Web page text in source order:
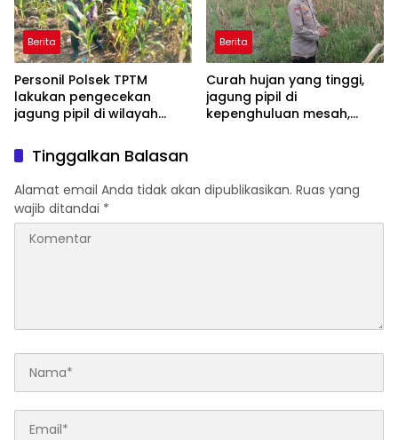
Berita
Personil Polsek TPTM
lakukan pengecekan
jagung pipil di wilayah
Berita
Curah hujan yang tinggi,
jagung pipil di
kepenghuluan mesah,
cepat turun langsung
meninjau kelapangan
Tinggalkan Balasan
Alamat email Anda tidak akan dipublikasikan. Ruas yang
wajib ditandai *